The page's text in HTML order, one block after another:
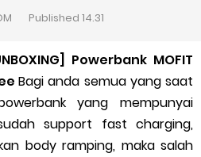
agar Cepat Diterima
Antri Online Terbaru Dari Grab
Voucher Gojek Gratis
Gojek Gopartner
Published 14.31
Powerbank MOFIT
Bagi anda semua yang saat
yang mempunyai
support fast charging,
body ramping, maka salah